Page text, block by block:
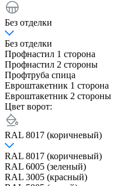
Без отделки
Без отделки
Профнастил 1 сторона
Профнастил 2 стороны
Профтруба спица
Евроштакетник 1 сторона
Евроштакетник 2 стороны
Цвет ворот:
RAL 8017 (коричневый)
RAL 8017 (коричневый)
RAL 6005 (зеленый)
RAL 3005 (красный)